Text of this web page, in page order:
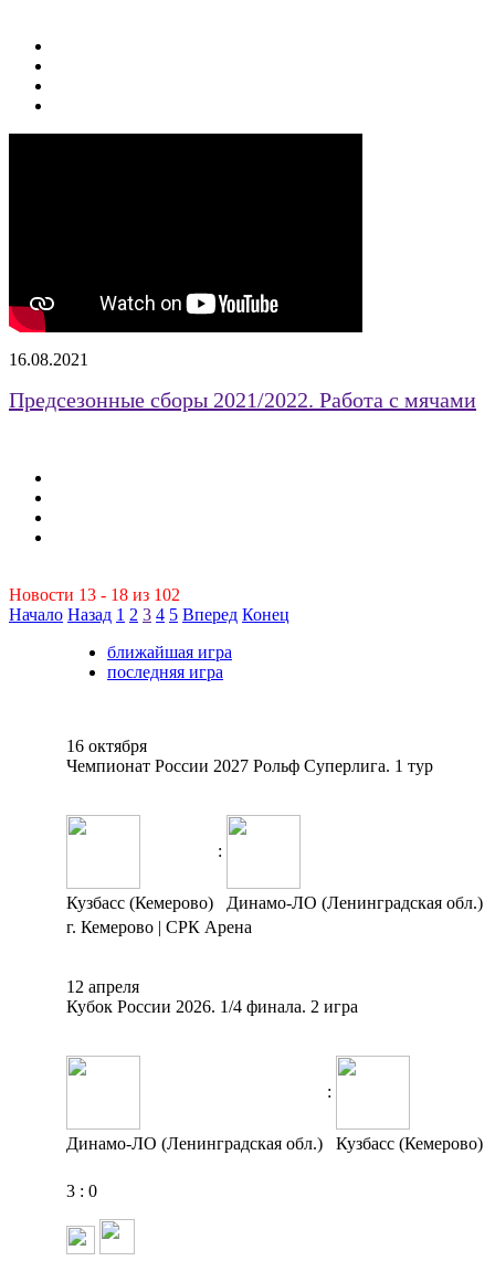
16.08.2021
Предсезонные сборы 2021/2022. Работа с мячами
Новости 13 - 18 из 102
Начало Назад 1 2 3 4 5 Вперед Конец
ближайшая игра
последняя игра
16 октября
Чемпионат России 2027 Рольф Суперлига. 1 тур
:
Кузбасс (Кемерово)
Динамо-ЛО (Ленинградская обл.)
г. Кемерово | СРК Арена
12 апреля
Кубок России 2026. 1/4 финала. 2 игра
:
Динамо-ЛО (Ленинградская обл.) Кузбасс (Кемерово)
3 : 0